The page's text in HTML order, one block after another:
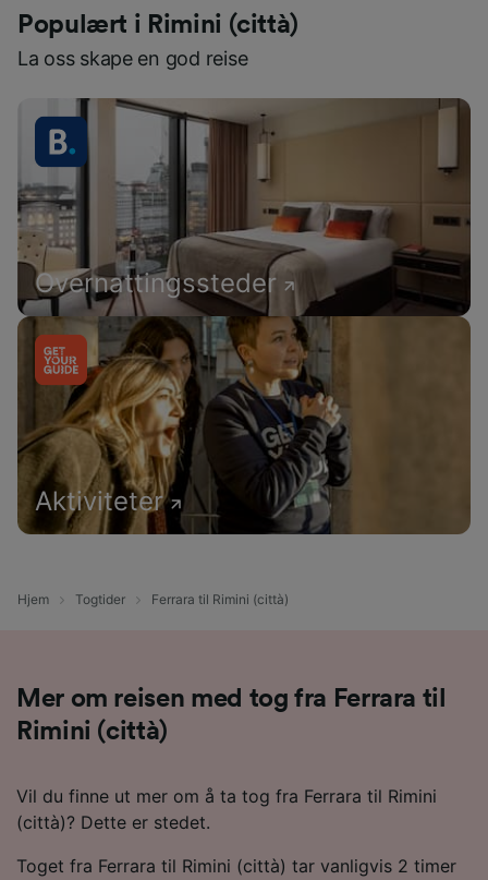
Populært i Rimini (città)
La oss skape en god reise
Overnattingssteder
Aktiviteter
Hjem Togtider Ferrara til Rimini (città)
Mer om reisen med tog fra Ferrara til
Rimini (città)
Vil du finne ut mer om å ta tog fra Ferrara til Rimini
(città)? Dette er stedet.
Toget fra Ferrara til Rimini (città) tar vanligvis 2 timer